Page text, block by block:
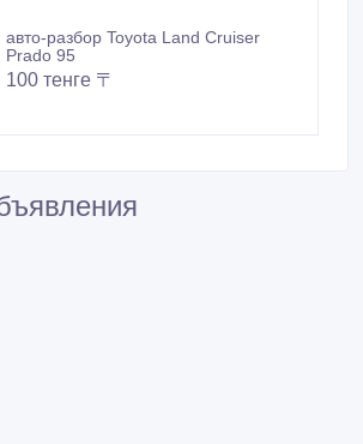
авто-разбор Toyota Land Cruiser
Prado 95
100 тенге 〒